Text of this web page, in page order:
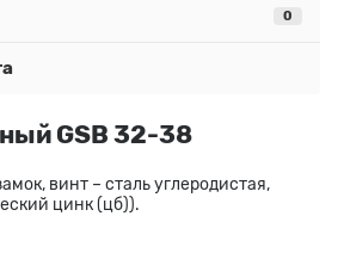
0
GSB 32-38
винт – сталь углеродистая,
цинк (цб)).